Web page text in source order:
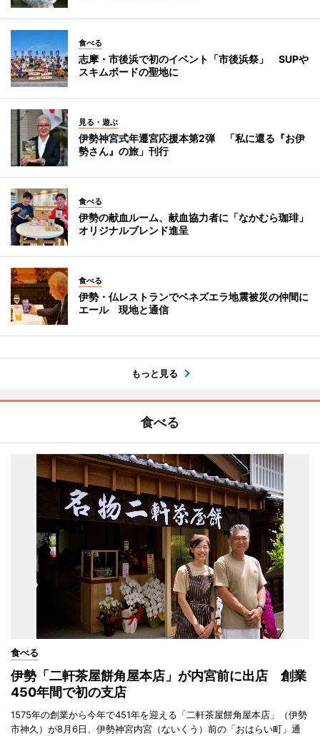
食べる
志摩・市後浜で初のイベント「市後浜祭」 SUPや
スキムボードの聖地に
見る・遊ぶ
伊勢神宮式年遷宮応援本第2弾 「私に還る『お伊
勢さん』の旅」刊行
食べる
伊勢の献血ルーム、献血協力者に「なかむら珈琲」
オリジナルブレンド進呈
食べる
伊勢・仏レストランでベネズエラ地震被災の仲間に
エール 現地と通信
もっと見る
食べる
食べる
伊勢「二軒茶屋餅角屋本店」が内宮前に出店 創業
450年間で初の支店
1575年の創業から今年で451年を迎える「二軒茶屋餅角屋本店」（伊勢
市神久）が8月6日、伊勢神宮内宮（ないくう）前の「おはらい町」通